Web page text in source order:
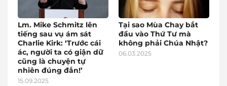
Lm. Mike Schmitz lên
tiếng sau vụ ám sát
Charlie Kirk: ‘Trước cái
ác, người ta có giận dữ
cũng là chuyện tự
nhiên đúng đắn!’
15.09.2025
Tại sao Mùa Chay bắt
đầu vào Thứ Tư mà
không phải Chúa Nhật?
06.03.2025